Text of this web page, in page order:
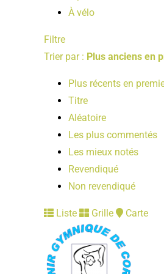
À vélo
Filtre
Trier par : Plus anciens en
Plus récents en
Titre
Aléatoire
Les plus commentés
Les mieux notés
Revendiqué
Non revendiqué
Liste Grille Carte